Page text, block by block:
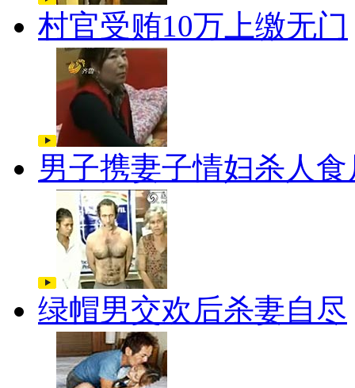
村官受贿10万上缴无门
男子携妻子情妇杀人食
绿帽男交欢后杀妻自尽